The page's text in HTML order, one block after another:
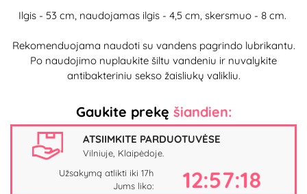
Ilgis - 53 cm, naudojamas ilgis - 4,5 cm, skersmuo - 8 cm.
Rekomenduojama naudoti su vandens pagrindo lubrikantu.
Po naudojimo nuplaukite šiltu vandeniu ir nuvalykite
antibakteriniu sekso žaisliukų valikliu.
Gaukite prekę šiandien:
ATSIIMKITE PARDUOTUVĖSE
Vilniuje, Klaipėdoje.
Užsakymą atlikti iki 17h
Jums liko:
12:57:17